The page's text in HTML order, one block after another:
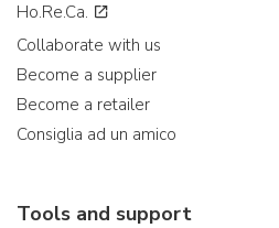
Ho.Re.Ca.
Collaborate with us
Become a supplier
Become a retailer
Consiglia ad un amico
Tools and support